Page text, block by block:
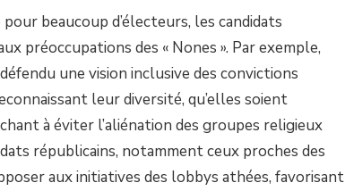
beaucoup d’électeurs, les candidats
préoccupations des « Nones ». Par exemple,
une vision inclusive des convictions
leur diversité, qu’elles soient
à éviter l’aliénation des groupes religieux
républicains, notamment ceux proches des
aux initiatives des lobbys athées, favorisant